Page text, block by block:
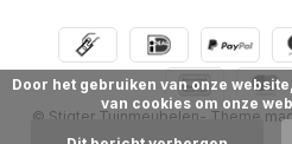
© Stigter Tuinmeubelen- Theme
Door het gebruiken van onze
van cookies om onze